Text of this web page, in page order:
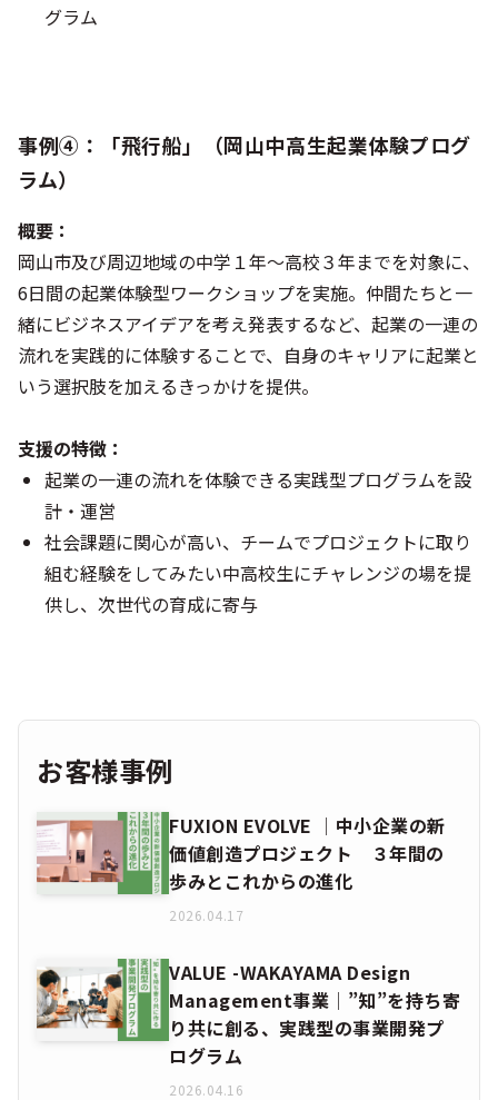
グラム
事例④：「飛行船」（岡山中高生起業体験プログ
ラム）
概要：
岡山市及び周辺地域の中学１年～高校３年までを対象に、
6日間の起業体験型ワークショップを実施。仲間たちと一
緒にビジネスアイデアを考え発表するなど、起業の一連の
流れを実践的に体験することで、自身のキャリアに起業と
いう選択肢を加えるきっかけを提供。
支援の特徴：
起業の一連の流れを体験できる実践型プログラムを設
計・運営
社会課題に関心が高い、チームでプロジェクトに取り
組む経験をしてみたい中高校生にチャレンジの場を提
供し、次世代の育成に寄与
お客様事例
FUXION EVOLVE │中小企業の新
価値創造プロジェクト ３年間の
歩みとこれからの進化
2026.04.17
VALUE -WAKAYAMA Design
Management事業│”知”を持ち寄
り共に創る、実践型の事業開発プ
ログラム
2026.04.16